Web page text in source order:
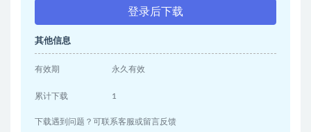
登录后下载
其他信息
有效期 永久有效
累计下载 1
下载遇到问题？可联系客服或留言反馈